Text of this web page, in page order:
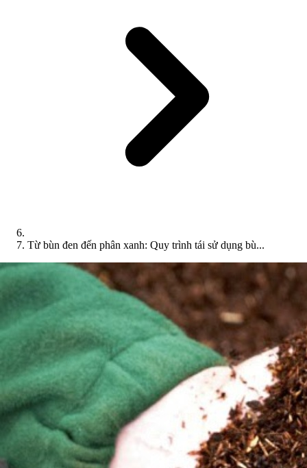
Từ bùn đen đến phân xanh: Quy trình tái sử dụng bù...